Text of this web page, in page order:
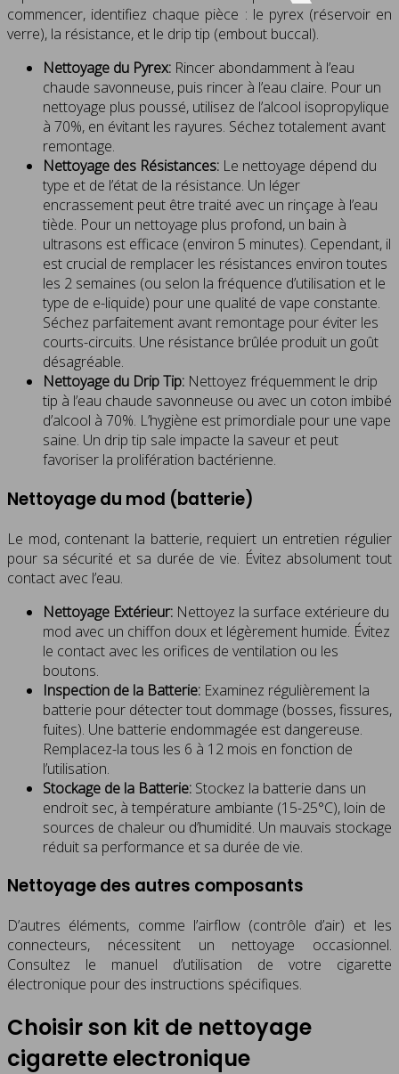
commencer, identifiez chaque pièce : le pyrex (réservoir en
verre), la résistance, et le drip tip (embout buccal).
Nettoyage du Pyrex: Rincer abondamment à l’eau
chaude savonneuse, puis rincer à l’eau claire. Pour un
nettoyage plus poussé, utilisez de l’alcool isopropylique
à 70%, en évitant les rayures. Séchez totalement avant
remontage.
Nettoyage des Résistances: Le nettoyage dépend du
type et de l’état de la résistance. Un léger
encrassement peut être traité avec un rinçage à l’eau
tiède. Pour un nettoyage plus profond, un bain à
ultrasons est efficace (environ 5 minutes). Cependant, il
est crucial de remplacer les résistances environ toutes
les 2 semaines (ou selon la fréquence d’utilisation et le
type de e-liquide) pour une qualité de vape constante.
Séchez parfaitement avant remontage pour éviter les
courts-circuits. Une résistance brûlée produit un goût
désagréable.
Nettoyage du Drip Tip: Nettoyez fréquemment le drip
tip à l’eau chaude savonneuse ou avec un coton imbibé
d’alcool à 70%. L’hygiène est primordiale pour une vape
saine. Un drip tip sale impacte la saveur et peut
favoriser la prolifération bactérienne.
Nettoyage du mod (batterie)
Le mod, contenant la batterie, requiert un entretien régulier
pour sa sécurité et sa durée de vie. Évitez absolument tout
contact avec l’eau.
Nettoyage Extérieur: Nettoyez la surface extérieure du
mod avec un chiffon doux et légèrement humide. Évitez
le contact avec les orifices de ventilation ou les
boutons.
Inspection de la Batterie: Examinez régulièrement la
batterie pour détecter tout dommage (bosses, fissures,
fuites). Une batterie endommagée est dangereuse.
Remplacez-la tous les 6 à 12 mois en fonction de
l’utilisation.
Stockage de la Batterie: Stockez la batterie dans un
endroit sec, à température ambiante (15-25°C), loin de
sources de chaleur ou d’humidité. Un mauvais stockage
réduit sa performance et sa durée de vie.
Nettoyage des autres composants
D’autres éléments, comme l’airflow (contrôle d’air) et les
connecteurs, nécessitent un nettoyage occasionnel.
Consultez le manuel d’utilisation de votre cigarette
électronique pour des instructions spécifiques.
Choisir son kit de nettoyage
cigarette electronique